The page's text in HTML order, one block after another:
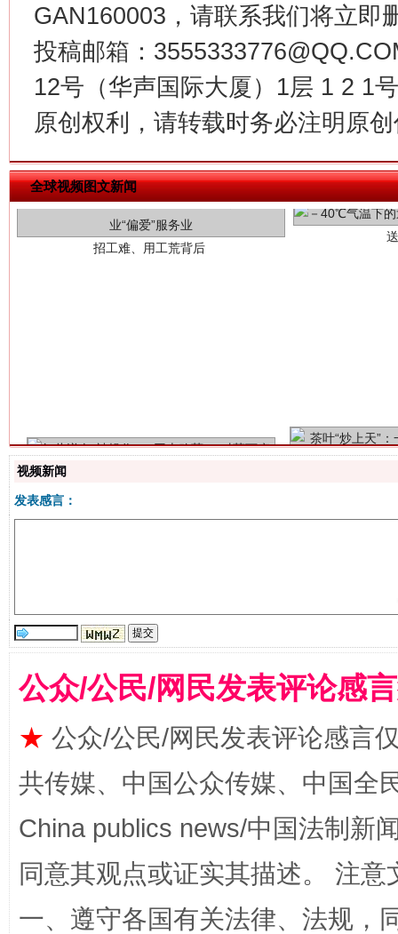
GAN160003，请联系我们将立即
投稿邮箱：
12号（华声国际大厦）1层 1 2 1
原创权利，请转载时务必注明原
全球视频图文新闻
招工难、用工荒背后
在谋一域中谋全局
今
视频新闻
发表感言：
公众/公民/网民发表评论感
★ 公众/公民/网民发表评论感言
共传媒、中国公众传媒、中国全
China publics news/中国法制新
同意其观点或证实其描述。 注
一、遵守各国有关法律、法规，